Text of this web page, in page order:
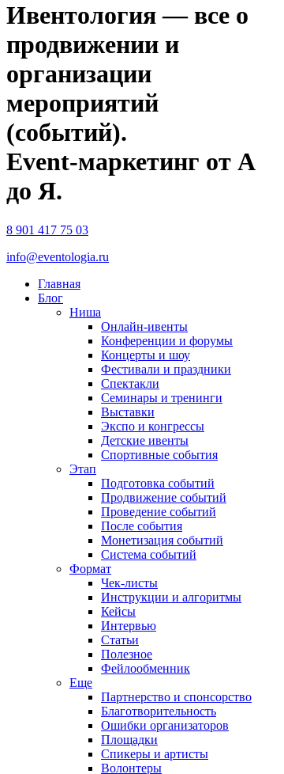
Ивентология — все о
продвижении и
организации
мероприятий
(событий).
Event-маркетинг от А
до Я.
8 901 417 75 03
info@eventologia.ru
Главная
Блог
Ниша
Онлайн-ивенты
Конференции и форумы
Концерты и шоу
Фестивали и праздники
Спектакли
Семинары и тренинги
Выставки
Экспо и конгрессы
Детские ивенты
Спортивные события
Этап
Подготовка событий
Продвижение событий
Проведение событий
После события
Монетизация событий
Система событий
Формат
Чек-листы
Инструкции и алгоритмы
Кейсы
Интервью
Статьи
Полезное
Фейлообменник
Еще
Партнерство и спонсорство
Благотворительность
Ошибки организаторов
Площадки
Спикеры и артисты
Волонтеры